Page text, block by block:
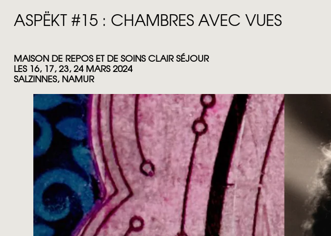
ASPËKT #15 : CHAMBRES AVEC VUES
MAISON DE REPOS ET DE SOINS CLAIR SÉJOUR
LES 16, 17, 23, 24 MARS 2024
​SALZINNES, NAMUR